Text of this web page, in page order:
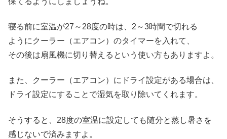
寝る前に室温が27～28度の時は、2～3時間で切れる
ようにクーラー（エアコン）のタイマーを入れて、
その後は扇風機に切り替えるという使い方もありますよ。
また、クーラー（エアコン）にドライ設定がある場合は、
ドライ設定にすることで湿気を取り除いてくれます。
そうすると、28度の室温に設定しても随分と蒸し暑さを
感じないで済みますよ。